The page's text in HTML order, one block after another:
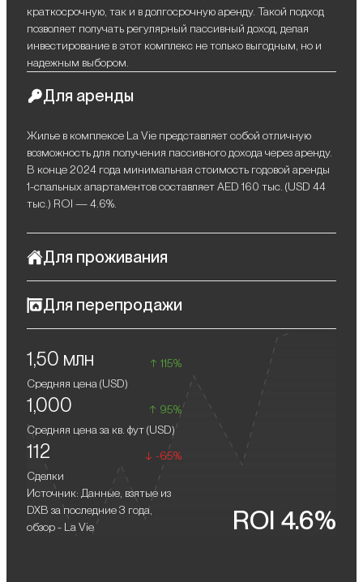
1,50 млн
115%
Средняя цена (USD)
1,000
95%
Средняя цена за кв. фут (USD)
112
-65%
Сделки
Источник: Данные, взятые из
DXB за последние 3 года,
обзор - La Vie
ROI 4.6%
краткосрочную, так и в долгосрочную аренду. Такой подход
позволяет получать регулярный пассивный доход, делая
инвестирование в этот комплекс не только выгодным, но и
надежным выбором.
Для аренды
Жилье в комплексе La Vie представляет собой отличную
возможность для получения пассивного дохода через аренду.
В конце 2024 года минимальная стоимость годовой аренды
1-спальных апартаментов составляет AED 160 тыс. (USD 44
тыс.) ROI — 4.6%.
Для проживания
подходящий для тех, кто ценит высокий уровень комфорта и
районе Jumeirah Beach Residence, он предлагает своим
жителям уникальную возможность наслаждаться
непосредственным доступом к красивейшему побережью и
удобной инфраструктуре. В шаговой доступности
расположены лучшие образовательные учреждения, крупные
торговые центры, супермаркеты, а также многочисленные
места для досуга и развлечений, что делает его идеальным
выбором как для семей, так и для профессионалов.
Для перепродажи
Спрос на премиальные объекты недвижимости в Дубае
продолжает расти, что, в сочетании с увеличивающимся
туристическим потоком, создает благоприятные условия
для значительного роста стоимости жилья. Это открывает
привлекательные перспективы для инвесторов, желающих
воспользоваться потенциалом перепродажи жилья в
будущем.